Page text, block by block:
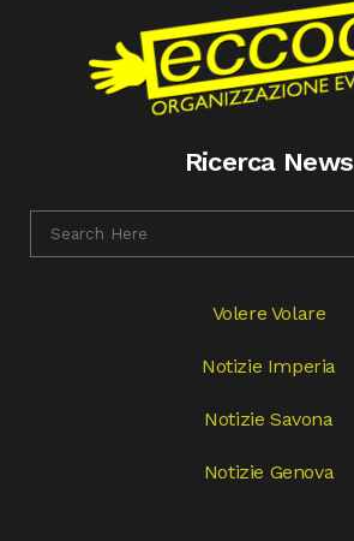
Ricerca News
Volere Volare
Notizie Imperia
Notizie Savona
Notizie Genova